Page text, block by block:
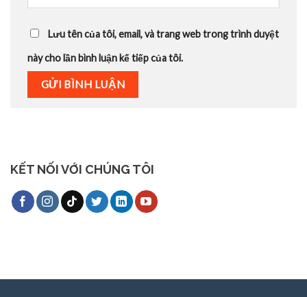
Lưu tên của tôi, email, và trang web trong trình duyệt
này cho lần bình luận kế tiếp của tôi.
KẾT NỐI VỚI CHÚNG TÔI